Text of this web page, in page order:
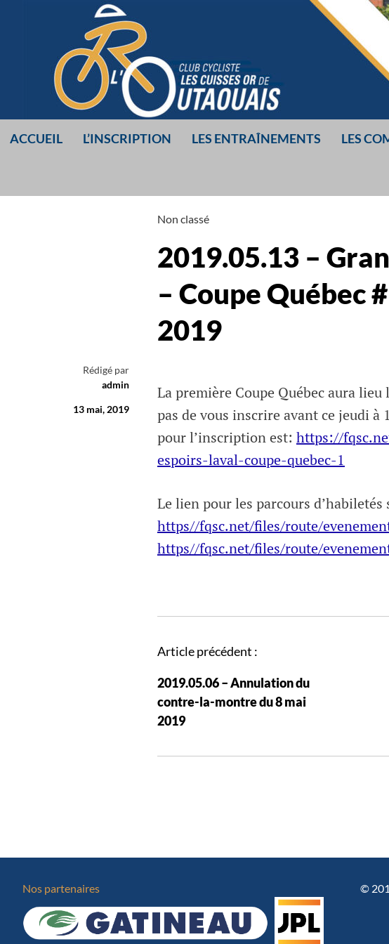
LES CUISSES OR
DE L’OUTAOUAIS
ACCUEIL L’INSCRIPTION LES ENTRAÎNEMENTS LES
Non classé
2019.05.13 –
– Coupe Québec
2019
Rédigé par
admin
13 mai, 2019
La première Coupe Québec aura
pas de vous inscrire avant ce jeudi
pour l’inscription est: https://
espoirs-laval-coupe-quebec-1
Le lien pour les parcours d’habiletés
https//fqsc.net/files/route/
https//fqsc.net/files/route/
N
v
i
g
e
r
t
Article précédent :
2019.05.06 – Annulation du
contre-la-montre du 8 mai
2019
Nos partenaires
©